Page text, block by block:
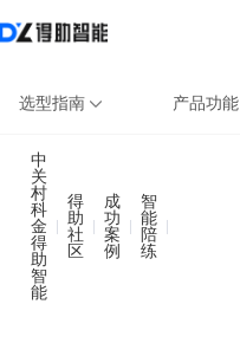
选型指南 产品功能
中
关
村
科
金
得
助
智
能
得
助
社
区
成
功
案
例
智
能
陪
练